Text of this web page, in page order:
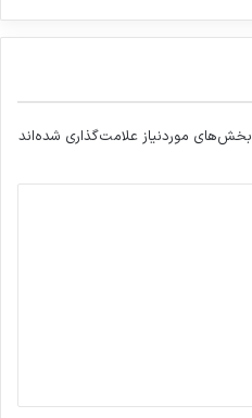
بخش‌های موردنیاز علامت‌گذاری شده‌اند